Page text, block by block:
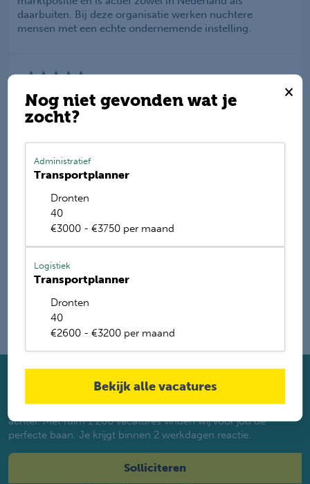
×
Nog niet gevonden wat je
zocht?
Administratief
Transportplanner
Dronten
40
€3000 - €3750 per maand
Logistiek
Transportplanner
Dronten
40
€2600 - €3200 per maand
Bekijk alle vacatures
daarbuiten. Bij deze organisatie werken nuchtere
mensen met een echte ondernemende instelling.
Werkis wordt beoordeeld
met een9.2
E-mail mij de nieuwste vacatures
Solliciteer direct
Twijfel je of je geschikt bent? Laat dan toch je gegevens
achter. Met ruim 1.200 vacatures vinden wij voor jou de
perfecte baan. Je krijgt binnen 2 werkdagen reactie.
Solliciteren